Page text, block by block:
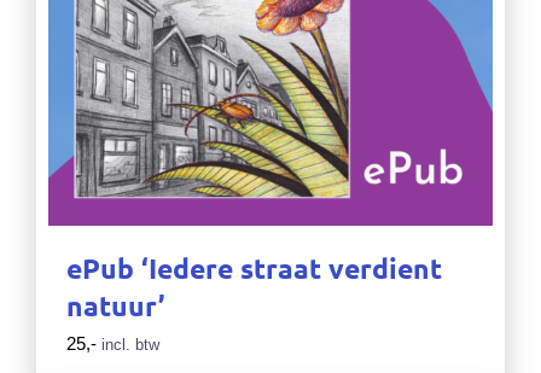
ePub ‘Iedere straat verdient
natuur’
25,- incl. btw